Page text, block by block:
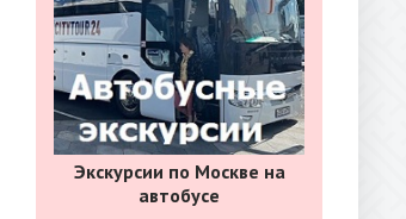
Экскурсии по Москве на
автобусе